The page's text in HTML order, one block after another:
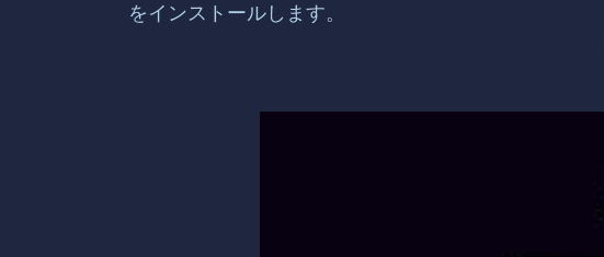
をインストールします。